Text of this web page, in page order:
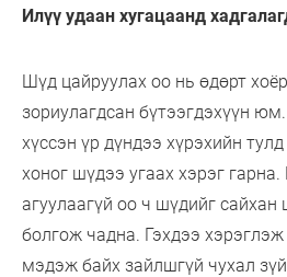
Илүү удаан хугацаанд
Шүд цайруулах оо нь өдөрт
зориулагдсан бүтээгдэхүүн
хүссэн үр дүндээ хүрэхийн
хоног шүдээ угаах хэрэг
агуулаагүй оо ч шүдийг сайхан
болгож чадна. Гэхдээ хэрэглэж
мэдэж байх зайлшгүй чухал